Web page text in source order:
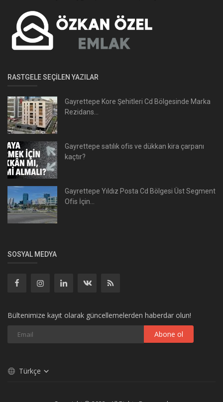
RASTGELE SEÇILEN YAZILAR
Gayrettepe Kore Şehitleri Cd Bölgesinde Marka
Rezidans...
Gayrettepe satılık ofis ve dükkan kira çarpanı
kaçtır?
Gayrettepe Yıldız Posta Cd Bölgesi Üst Segment
Ofis İçin...
SOSYAL MEDYA
Bültenimize kayıt olarak güncellemelerden haberdar olun!
Abone ol
Türkçe